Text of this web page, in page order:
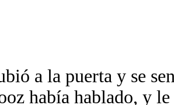
a la puerta y se
había hablado, y